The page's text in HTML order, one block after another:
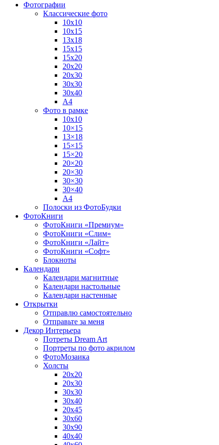
Фотографии
Классические фото
10х10
10х15
13х18
15х15
15х20
20х20
20х30
30х30
30х40
А4
Фото в рамке
10х10
10×15
13×18
15×15
15×20
20×20
20×30
30×30
30×40
A4
Полоски из ФотоБудки
ФотоКниги
ФотоКниги «Премиум»
ФотоКниги «Слим»
ФотоКниги «Лайт»
ФотоКниги «Софт»
Блокноты
Календари
Календари магнитные
Календари настольные
Календари настенные
Открытки
Отправлю самостоятельно
Отправьте за меня
Декор Интерьера
Потреты Dream Art
Портреты по фото акрилом
ФотоМозаика
Холсты
20х20
20х30
30х30
30х40
20х45
30х60
30х90
40х40